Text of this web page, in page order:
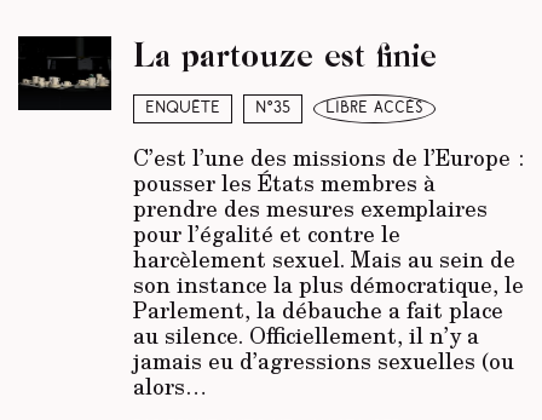
Enquête N°35 libre accès
La partouze est finie
C’est l’une des missions de l’Europe :
pousser les États membres à
prendre des mesures exemplaires
pour l’égalité et contre le
harcèlement sexuel. Mais au sein de
son instance la plus démocratique, le
Parlement, la débauche a fait place
au silence. Officiellement, il n’y a
jamais eu d’agressions sexuelles (ou
alors…